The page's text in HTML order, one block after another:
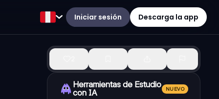
Iniciar sesión Descarga la app
Herramientas de Estudio
con IA
NUEVO